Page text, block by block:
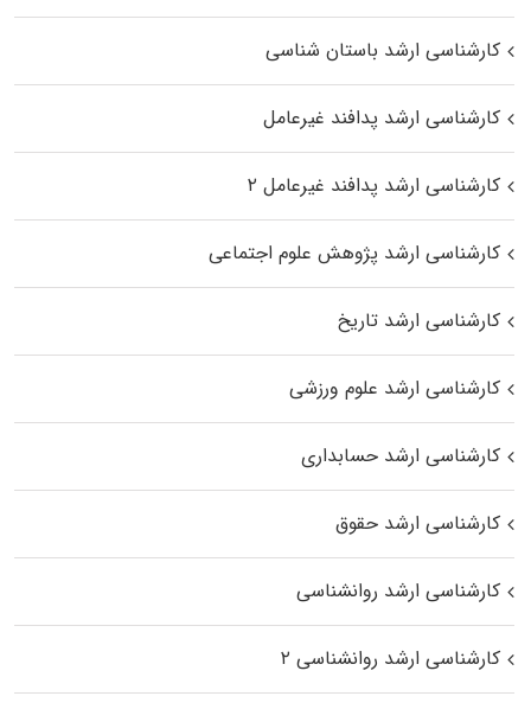
کارشناسی ارشد باستان شناسی
کارشناسی ارشد پدافند غیرعامل
کارشناسی ارشد پدافند غیرعامل ۲
کارشناسی ارشد پژوهش علوم اجتماعی
کارشناسی ارشد تاریخ
کارشناسی ارشد علوم ورزشی
کارشناسی ارشد حسابداری
کارشناسی ارشد حقوق
کارشناسی ارشد روانشناسی
کارشناسی ارشد روانشناسی ۲